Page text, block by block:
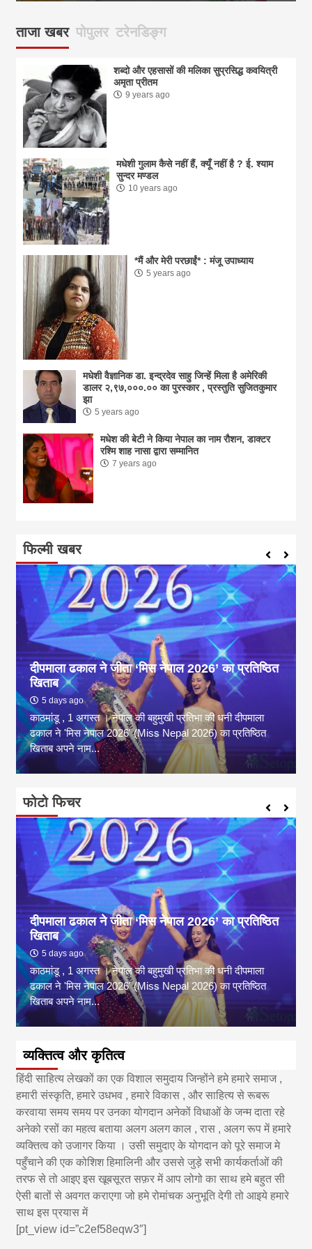
ताजा खबर पोपुलर टरेनडिङ्ग
शब्दो और एहसासों की मलिका सुप्रसिद्ध कवयित्री
अमृता प्रीतम
9 years ago
मधेशी गुलाम कैसे नहीं हैं, क्यूँ नहीं है ? ई. श्याम
सुन्दर मण्डल
10 years ago
*मैं और मेरी परछाईं* : मंजू उपाध्याय
5 years ago
मधेशी वैज्ञानिक डा. इन्द्रदेव साहु जिन्हें मिला है अमेरिकी
डालर २,९७,०००.०० का पुरस्कार , प्रस्तुति सुजितकुमार
झा
5 years ago
मधेश की बेटी ने किया नेपाल का नाम राैशन, डाक्टर
रश्मि शाह नासा द्वारा सम्मानित
7 years ago
फिल्मी खबर
दीपमाला ढकाल ने जीता ‘मिस नेपाल 2026’ का प्रतिष्ठित
खिताब
5 days ago
काठमांडू , 1 अगस्त । नेपाल की बहुमुखी प्रतिभा की धनी दीपमाला
ढकाल ने 'मिस नेपाल 2026' (Miss Nepal 2026) का प्रतिष्ठित
खिताब अपने नाम...
फोटो फिचर
दीपमाला ढकाल ने जीता ‘मिस नेपाल 2026’ का प्रतिष्ठित
खिताब
5 days ago
काठमांडू , 1 अगस्त । नेपाल की बहुमुखी प्रतिभा की धनी दीपमाला
ढकाल ने 'मिस नेपाल 2026' (Miss Nepal 2026) का प्रतिष्ठित
खिताब अपने नाम...
व्यक्तित्व और कृतित्व
हिंदी साहित्य लेखकों का एक विशाल समुदाय जिन्होंने हमे हमारे समाज ,
हमारी संस्कृति, हमारे उधभव , हमारे विकास , और साहित्य से रूबरू
करवाया समय समय पर उनका योगदान अनेकों विधाओं के जन्म दाता रहे
अनेको रसों का महत्व बताया अलग अलग काल , रास , अलग रूप में हमारे
व्यक्तित्व को उजागर किया । उसी समुदाए के योगदान को पूरे समाज मे
पहुँचाने की एक कोशिश हिमालिनी और उससे जुड़े सभी कार्यकर्ताओं की
तरफ से तो आइए इस खूबसूरत सफ़र में आप लोगो का साथ हमे बहुत सी
ऐसी बातों से अवगत कराएगा जो हमे रोमांचक अनुभूति देगी तो आइये हमारे
साथ इस प्रयास में
[pt_view id=”c2ef58eqw3″]